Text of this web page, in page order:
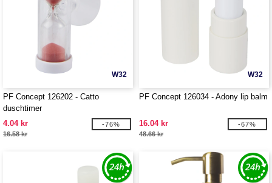
W32
PF Concept 126202 - Catto
duschtimer
4.04 kr
16.58 kr
-76%
W32
PF Concept 126034 - Adony lip balm
16.04 kr
48.66 kr
-67%